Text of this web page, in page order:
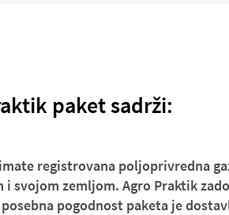
paket sadrži:
registrovana poljoprivredna
svojom zemljom. Agro Praktik
pogodnost paketa je